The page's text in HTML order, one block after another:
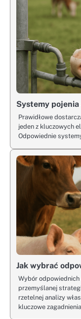
Systemy
Prawidłowe
jeden z kluczowych
Odpowiednie
Jak wybrać
Wybór
przemyślanej
rzetelnej analizy
kluczowe